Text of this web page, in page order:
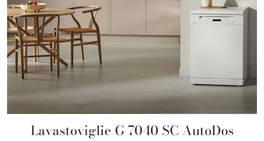
Lavastoviglie G 7040 SC AutoDos